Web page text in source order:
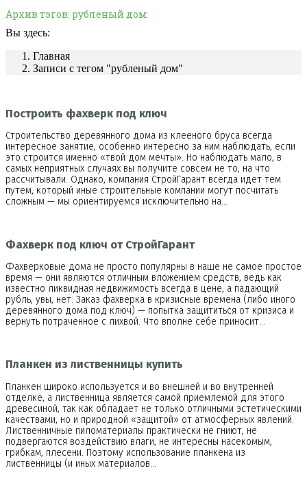
Архив тэгов: рубленый дом
Вы здесь:
Главная
Записи с тегом "рубленый дом"
Построить фахверк под ключ
Строительство деревянного дома из клееного бруса всегда
интересное занятие, особенно интересно за ним наблюдать, если
это строится именно «твой дом мечты». Но наблюдать мало, в
самых неприятных случаях вы получите совсем не то, на что
рассчитывали. Однако, компания СтройГарант всегда идет тем
путем, который иные строительные компании могут посчитать
сложным — мы ориентируемся исключительно на…
Фахверк под ключ от СтройГарант
Фахверковые дома не просто популярны в наше не самое простое
время — они являются отличным вложением средств, ведь как
известно ликвидная недвижимость всегда в цене, а падающий
рубль, увы, нет. Заказ фахверка в кризисные времена (либо иного
деревянного дома под ключ) — попытка защититься от кризиса и
вернуть потраченное с лихвой. Что вполне себе приносит…
Планкен из лиственницы купить
Планкен широко используется и во внешней и во внутренней
отделке, а лиственница является самой приемлемой для этого
древесиной, так как обладает не только отличными эстетическими
качествами, но и природной «защитой» от атмосферных явлений.
Лиственничные пиломатериалы практически не гниют, не
подвергаются воздействию влаги, не интересны насекомым,
грибкам, плесени. Поэтому использование планкена из
лиственницы (и иных материалов…